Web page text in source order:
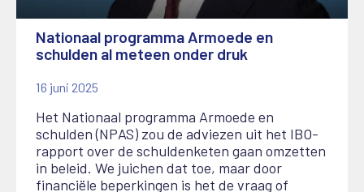
Nationaal programma Armoede en
schulden al meteen onder druk
16 juni 2025
Het Nationaal programma Armoede en
schulden (NPAS) zou de adviezen uit het IBO-
rapport over de schuldenketen gaan omzetten
in beleid. We juichen dat toe, maar door
financiële beperkingen is het de vraag of